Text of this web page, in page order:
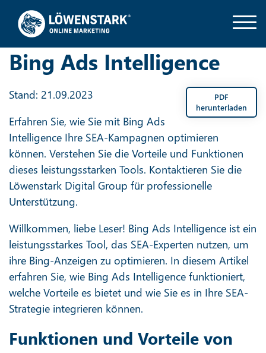
Bing Ads Intelligence
PDF
herunterladen
Stand: 21.09.2023
Erfahren Sie, wie Sie mit Bing Ads
Intelligence Ihre SEA-Kampagnen optimieren
können. Verstehen Sie die Vorteile und Funktionen
dieses leistungsstarken Tools. Kontaktieren Sie die
Löwenstark Digital Group für professionelle
Unterstützung.
Willkommen, liebe Leser! Bing Ads Intelligence ist ein
leistungsstarkes Tool, das SEA-Experten nutzen, um
ihre Bing-Anzeigen zu optimieren. In diesem Artikel
erfahren Sie, wie Bing Ads Intelligence funktioniert,
welche Vorteile es bietet und wie Sie es in Ihre SEA-
Strategie integrieren können.
Funktionen und Vorteile von